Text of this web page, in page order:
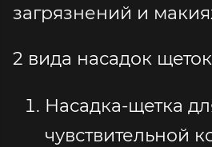
загрязнений и
2 вида насадок
Насадка-щетка
чувствительной